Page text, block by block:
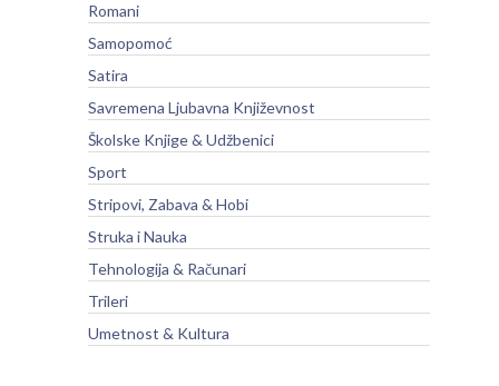
Romani
Samopomoć
Satira
Savremena Ljubavna Književnost
Školske Knjige & Udžbenici
Sport
Stripovi, Zabava & Hobi
Struka i Nauka
Tehnologija & Računari
Trileri
Umetnost & Kultura